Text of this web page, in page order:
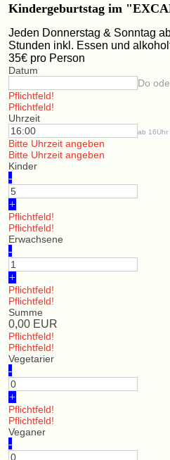
Kindergeburtstag im
Jeden Donnerstag & Sonntag
Stunden inkl. Essen und
35€ pro Person
Datum
Do
Pflichtfeld!
Pflichtfeld!
Uhrzeit
ab 16Uhr
Bitte Uhrzeit angeben
Bitte Uhrzeit angeben
Kinder
-
+
Pflichtfeld!
Pflichtfeld!
Erwachsene
-
+
Pflichtfeld!
Pflichtfeld!
Summe
0,00EUR
Pflichtfeld!
Pflichtfeld!
Vegetarier
-
+
Pflichtfeld!
Pflichtfeld!
Veganer
-